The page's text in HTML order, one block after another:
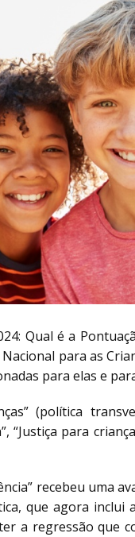
Qual é a
para as
para elas e
(política
para
recebeu uma
que agora
a regressão que